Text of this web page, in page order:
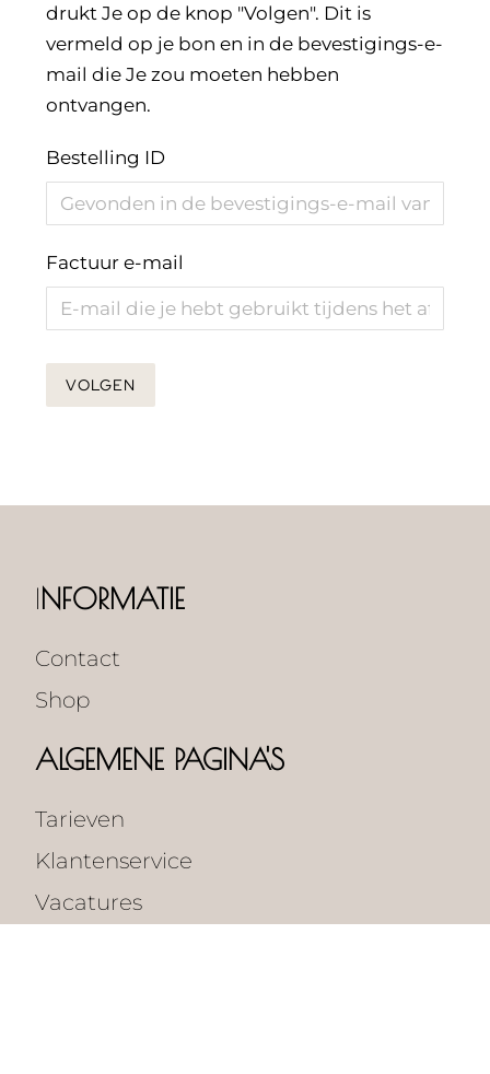
drukt Je op de knop "Volgen". Dit is
vermeld op je bon en in de bevestigings-e-
mail die Je zou moeten hebben
ontvangen.
Bestelling ID
Factuur e-mail
VOLGEN
INFORMATIE
Contact
Shop
ALGEMENE PAGINA'S
Tarieven
Klantenservice
Vacatures